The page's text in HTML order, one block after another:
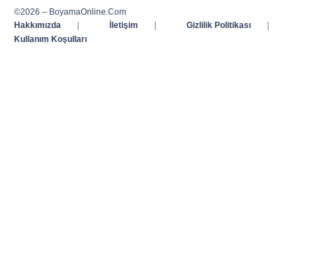
©2026 – BoyamaOnline.Com
Hakkımızda
| İletişim | Gizlilik Politikası
|
Kullanım Koşulları